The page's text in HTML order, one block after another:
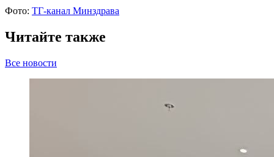
Фото: ТГ-канал Минздрава
Читайте также
Все новости